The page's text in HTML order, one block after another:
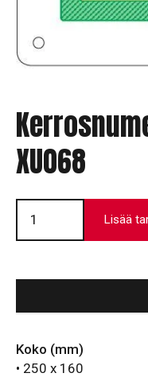
XU068
Kerrosnumerokyltti
XU068
Lisää
Koko (mm)
• 250 x 160